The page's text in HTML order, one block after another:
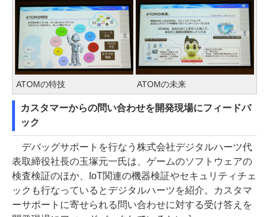
ATOMの特技 ATOMの未来
カスタマーからの問い合わせを開発現場にフィードバ
ック
デバッグサポートを行なう株式会社デジタルハーツ代
表取締役社長の玉塚元一氏は、ゲームのソフトウェアの
検査検証のほか、IoT関連の機器検証やセキュリティチェ
ックも行なっているとデジタルハーツを紹介。カスタマ
ーサポートに寄せられる問い合わせに対する受け答えを